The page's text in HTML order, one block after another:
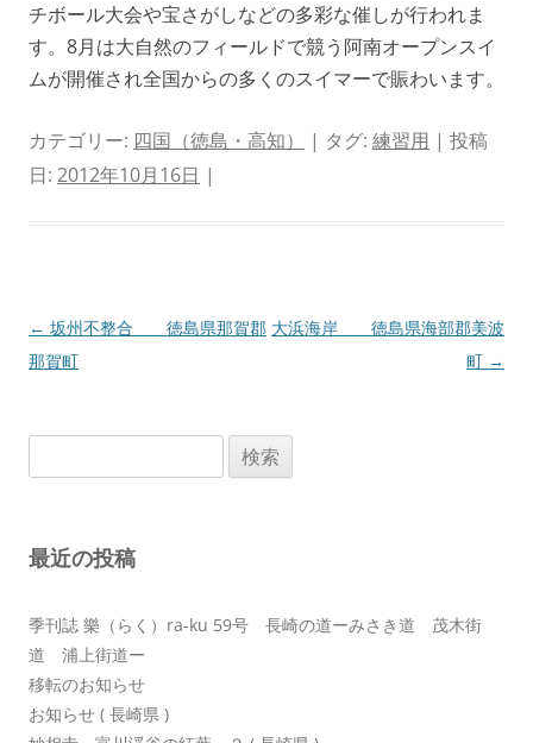
チボール大会や宝さがしなどの多彩な催しが行われま
す。8月は大自然のフィールドで競う阿南オープンスイ
ムが開催され全国からの多くのスイマーで賑わいます。
カテゴリー: 四国（徳島・高知） | タグ: 練習用 | 投稿
日: 2012年10月16日 |
投
稿
ョ
← 坂州不整合 徳島県那賀郡
那賀町
大浜海岸 徳島県海部郡美波
町 →
索:
最近の投稿
季刊誌 樂（らく）ra-ku 59号 長崎の道ーみさき道 茂木街
道 浦上街道ー
移転のお知らせ
お知らせ ( 長崎県 )